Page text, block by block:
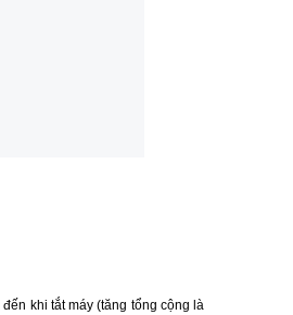
khi tắt máy (tăng tổng cộng là